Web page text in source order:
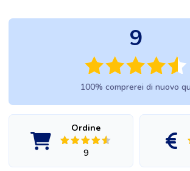
Ordine
9
9
100% comprerei di nuovo